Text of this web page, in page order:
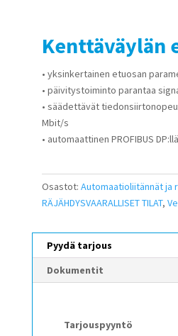
Kenttäväylän
• yksinkertainen etuosan
• päivitystoiminto parantaa
• säädettävät
Mbit/s
• automaattinen PROFIBUS DP:llä
Osastot: Automaatioliitännät ja
RÄJÄHDYSVAARALLISET TILAT,
Pyydä tarjous
Dokumentit
Tarjouspyyntö